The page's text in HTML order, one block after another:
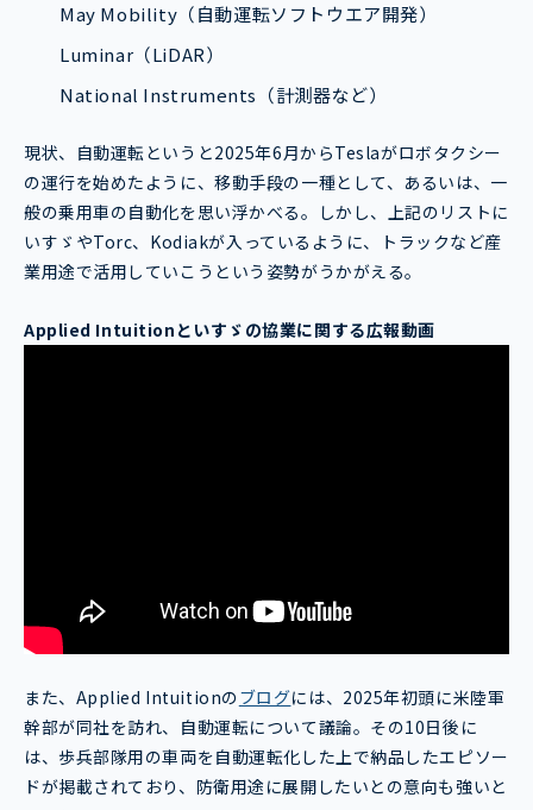
May Mobility（自動運転ソフトウエア開発）
Luminar（LiDAR）
National Instruments（計測器など）
現状、自動運転というと2025年6月からTeslaがロボタクシー
の運行を始めたように、移動手段の一種として、あるいは、一
般の乗用車の自動化を思い浮かべる。しかし、上記のリストに
いすゞやTorc、Kodiakが入っているように、トラックなど産
業用途で活用していこうという姿勢がうかがえる。
Applied Intuition といすゞの協業に関する広報動画
また、Applied Intuitionのブログには、2025年初頭に米陸軍
幹部が同社を訪れ、自動運転について議論。その10日後に
は、歩兵部隊用の車両を自動運転化した上で納品したエピソー
ドが掲載されており、防衛用途に展開したいとの意向も強いと